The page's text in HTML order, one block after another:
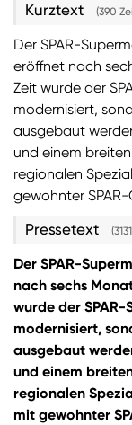
Sie wollen
erhalten?
Newsletter an:
Kurztext (390
Der SPAR-
eröffnet nach
Zeit wurde der
modernisiert,
ausgebaut
und einem
regionalen
gewohnter
Pressetext
Der SPAR-
nach sechs
wurde der
modernisiert,
ausgebaut
und einem
regionalen
mit gewohnter